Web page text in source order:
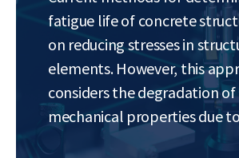
fatigue life of concrete
on reducing stresses in
elements. However, this
considers the degradation of
mechanical properties due
loading and not the gradual